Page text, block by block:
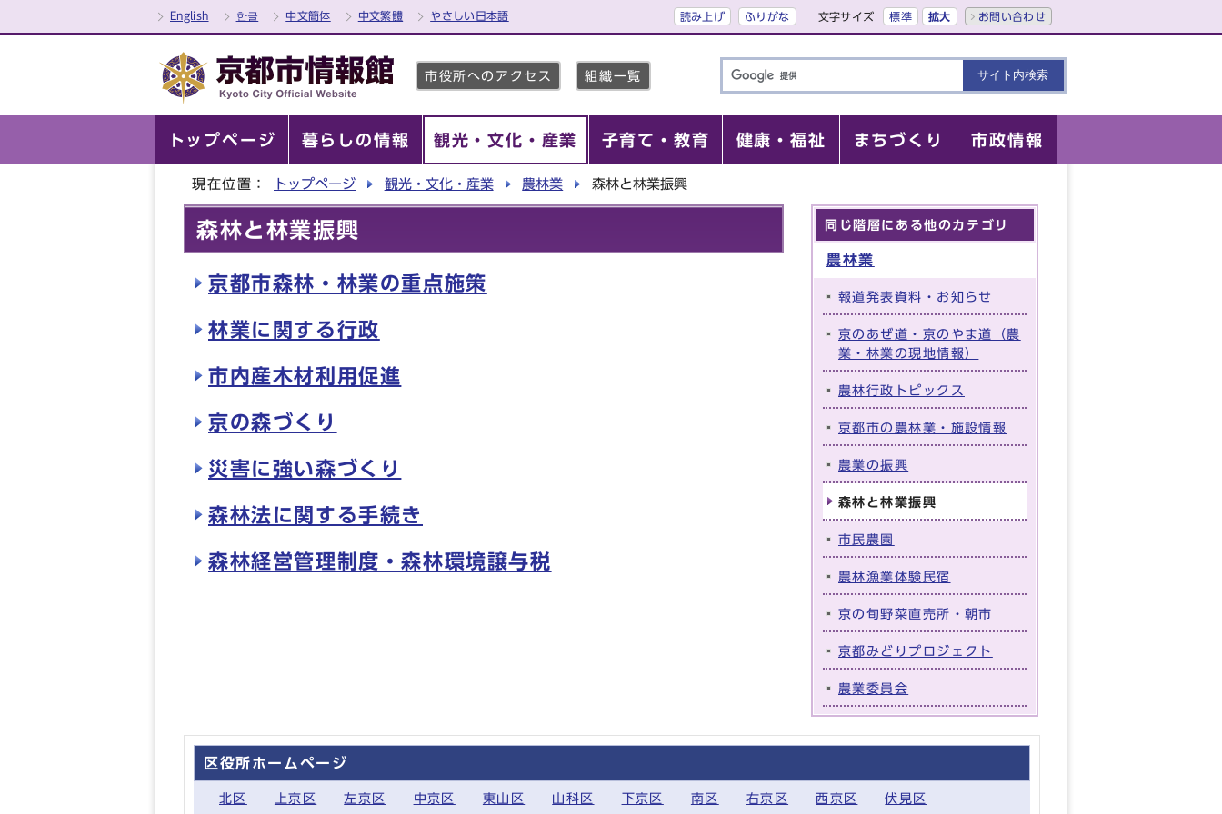
English 한글 中文簡体 中文繁體 やさしい日本語 読み上げ ふりがな 文字サイズ 標準 拡大 お問い合わせ
市役所へのアクセス 組織一覧
トップページ 暮らしの情報 観光・文化・産業 子育て・教育 健康・福祉 まちづくり 市政情報
現在位置： トップページ 観光・文化・産業 農林業 森林と林業振興
森林と林業振興
京都市森林・林業の重点施策
林業に関する行政
市内産木材利用促進
京の森づくり
災害に強い森づくり
森林法に関する手続き
森林経営管理制度・森林環境譲与税
同じ階層にある他のカテゴリ
農林業
報道発表資料・お知らせ
京のあぜ道・京のやま道（農
業・林業の現地情報）
農林行政トピックス
京都市の農林業・施設情報
農業の振興
森林と林業振興
市民農園
農林漁業体験民宿
京の旬野菜直売所・朝市
京都みどりプロジェクト
農業委員会
区役所ホームページ
北区 上京区 左京区 中京区 東山区 山科区 下京区 南区 右京区 西京区 伏見区